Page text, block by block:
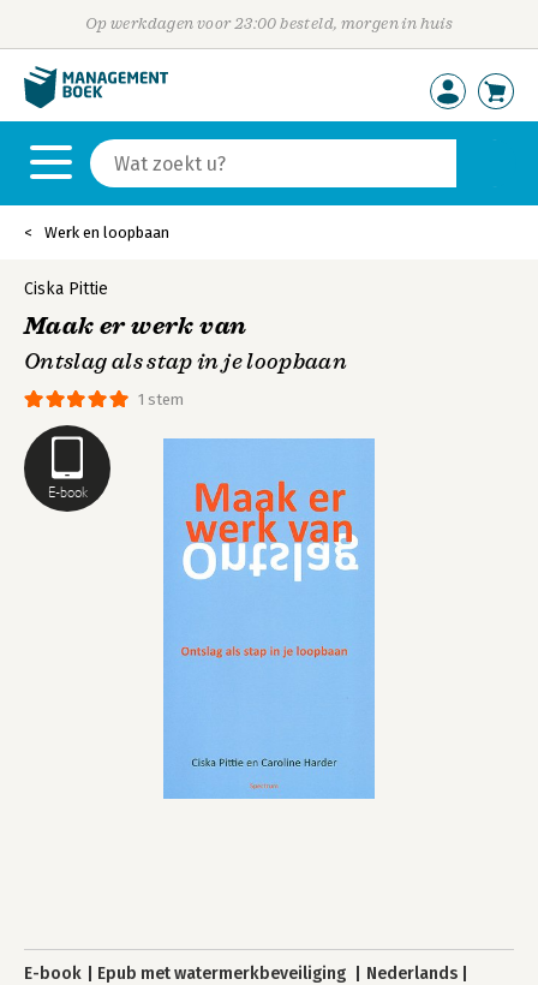
Op werkdagen voor 23:00 besteld, morgen in huis
Werk en loopbaan
E-book
1 stem
Ciska Pittie
Maak er werk van
Ontslag als stap in je loopbaan
E-book Epub met watermerkbeveiliging
Nederlands